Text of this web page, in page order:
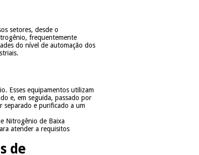
setores, desde o
frequentemente
do nível de automação dos
Esses equipamentos utilizam
e, em seguida, passado por
separado e purificado a um
Nitrogênio de Baixa
atender a requisitos
de